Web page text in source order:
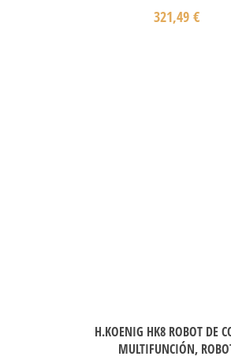
321,49 €
H.KOENIG HK8 ROBOT DE
MULTIFUNCIÓN,